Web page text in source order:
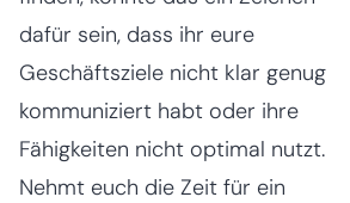
dafür sein, dass ihr eure
Geschäftsziele nicht klar genug
kommuniziert habt oder ihre
Fähigkeiten nicht optimal nutzt.
Nehmt euch die Zeit für ein